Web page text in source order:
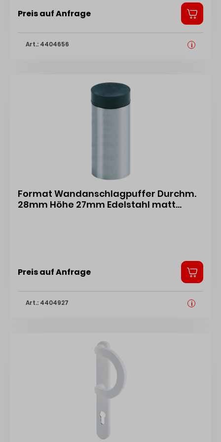
Preis auf Anfrage
Art.: 4404656 i
Format Wandanschlagpuffer Durchm.
28mm Höhe 27mm Edelstahl matt
Preis auf Anfrage
Art.: 4404927 i